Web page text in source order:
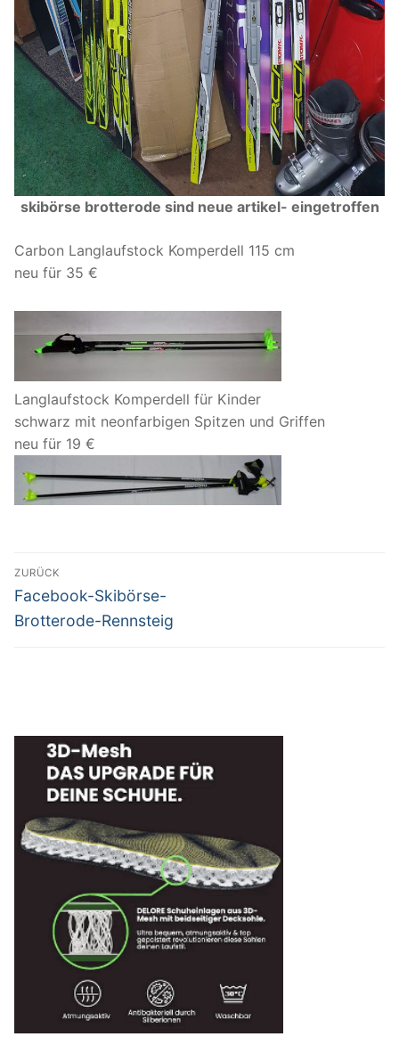
skibörse brotterode sind neue artikel- eingetroffen
Carbon Langlaufstock Komperdell 115 cm
neu für 35 €
Langlaufstock Komperdell für Kinder
schwarz mit neonfarbigen Spitzen und Griffen
neu für 19 €
Beitragsnavigation
ZURÜCK
Vorheriger
Beitrag:
Facebook-Skibörse-
Brotterode-Rennsteig